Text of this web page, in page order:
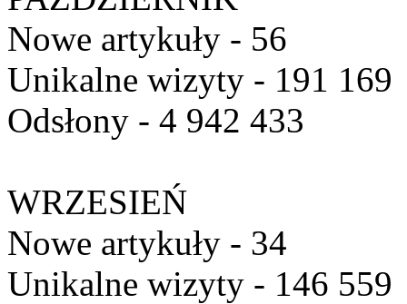
Nowe artykuły - 56
Unikalne wizyty - 191 169
Odsłony - 4 942 433
WRZESIEŃ
Nowe artykuły - 34
Unikalne wizyty - 146 559